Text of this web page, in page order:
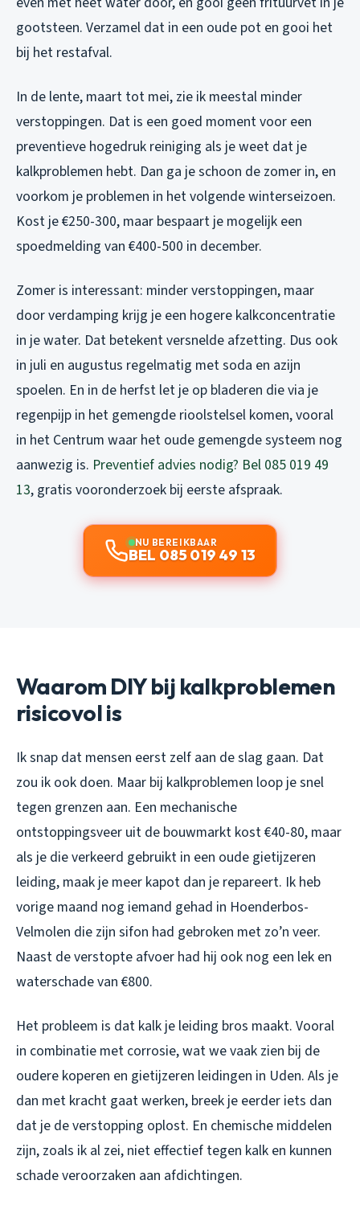
gootsteen. Verzamel dat in een oude pot en gooi het
bij het restafval.
In de lente, maart tot mei, zie ik meestal minder
verstoppingen. Dat is een goed moment voor een
preventieve hogedruk reiniging als je weet dat je
kalkproblemen hebt. Dan ga je schoon de zomer in, en
voorkom je problemen in het volgende winterseizoen.
Kost je €250-300, maar bespaart je mogelijk een
spoedmelding van €400-500 in december.
Zomer is interessant: minder verstoppingen, maar
door verdamping krijg je een hogere kalkconcentratie
in je water. Dat betekent versnelde afzetting. Dus ook
in juli en augustus regelmatig met soda en azijn
spoelen. En in de herfst let je op bladeren die via je
regenpijp in het gemengde rioolstelsel komen, vooral
in het Centrum waar het oude gemengde systeem nog
aanwezig is. Preventief advies nodig? Bel 085 019 49
13, gratis vooronderzoek bij eerste afspraak.
NU BEREIKBAAR
BEL 085 019 49 13
Waarom DIY bij kalkproblemen
risicovol is
Ik snap dat mensen eerst zelf aan de slag gaan. Dat
zou ik ook doen. Maar bij kalkproblemen loop je snel
tegen grenzen aan. Een mechanische
ontstoppingsveer uit de bouwmarkt kost €40-80, maar
als je die verkeerd gebruikt in een oude gietijzeren
leiding, maak je meer kapot dan je repareert. Ik heb
vorige maand nog iemand gehad in Hoenderbos-
Velmolen die zijn sifon had gebroken met zo’n veer.
Naast de verstopte afvoer had hij ook nog een lek en
waterschade van €800.
Het probleem is dat kalk je leiding bros maakt. Vooral
in combinatie met corrosie, wat we vaak zien bij de
oudere koperen en gietijzeren leidingen in Uden. Als je
dan met kracht gaat werken, breek je eerder iets dan
dat je de verstopping oplost. En chemische middelen
zijn, zoals ik al zei, niet effectief tegen kalk en kunnen
schade veroorzaken aan afdichtingen.